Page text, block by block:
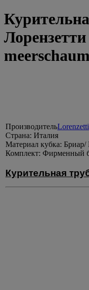
ПроизводительLorenzetti
Страна: Италия
Материал кубка:
Комплект: Фирменный
Курительная